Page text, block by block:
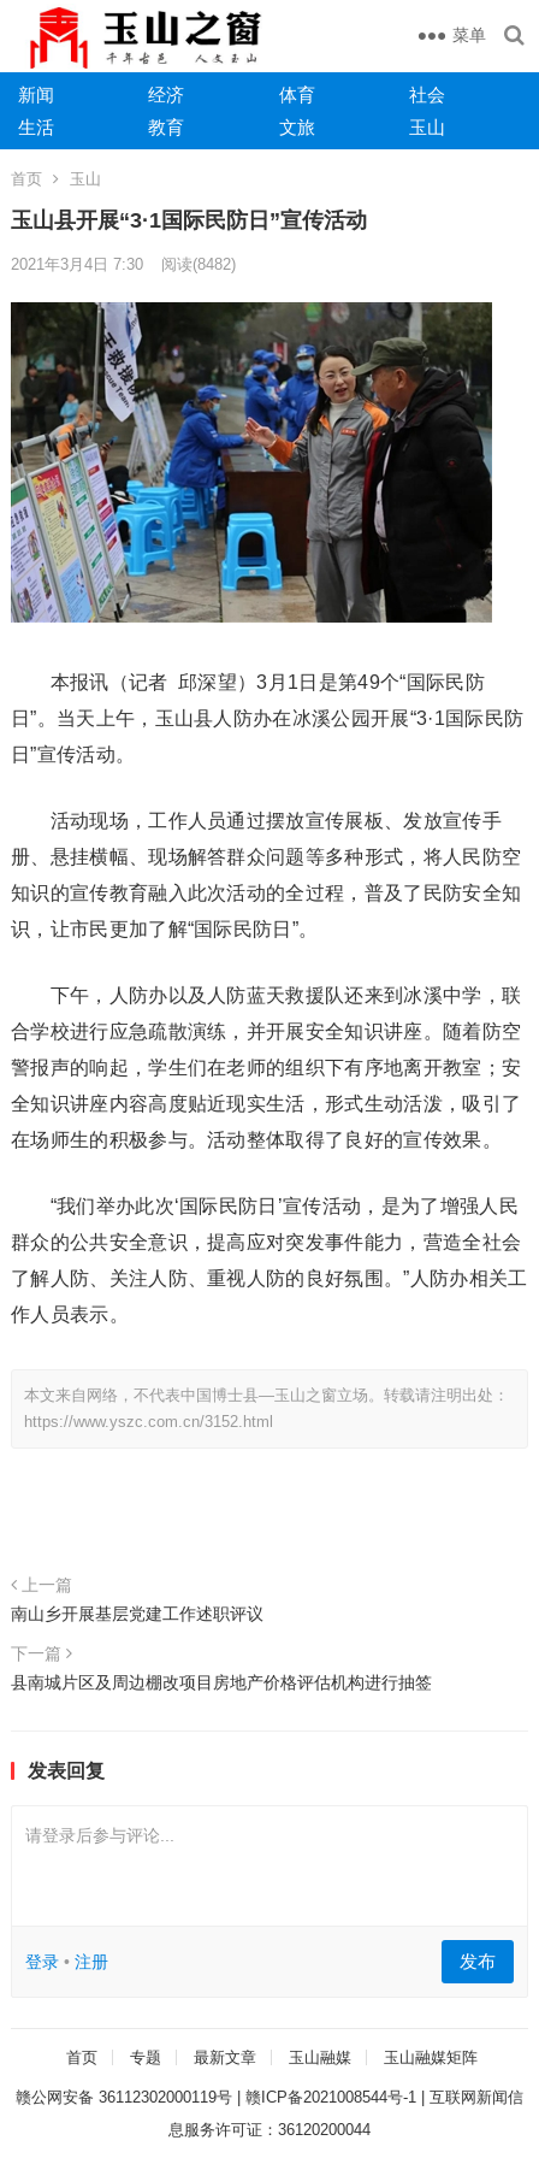
菜单
新闻 经济 体育
社会
生活
教育 文旅 玉山
首页 玉山
玉山县开展“3·1国际民防日”宣传活动
2021年3月4日 7:30 阅读(8482)
本报讯（记者 邱深望）3月1日是第49个“国际民防
日”。当天上午，玉山县人防办在冰溪公园开展“3·1国际民防
日”宣传活动。
活动现场，工作人员通过摆放宣传展板、发放宣传手
册、悬挂横幅、现场解答群众问题等多种形式，将人民防空
知识的宣传教育融入此次活动的全过程，普及了民防安全知
识，让市民更加了解“国际民防日”。
下午，人防办以及人防蓝天救援队还来到冰溪中学，联
合学校进行应急疏散演练，并开展安全知识讲座。随着防空
警报声的响起，学生们在老师的组织下有序地离开教室；安
全知识讲座内容高度贴近现实生活，形式生动活泼，吸引了
在场师生的积极参与。活动整体取得了良好的宣传效果。
“我们举办此次‘国际民防日’宣传活动，是为了增强人民
群众的公共安全意识，提高应对突发事件能力，营造全社会
了解人防、关注人防、重视人防的良好氛围。”人防办相关工
作人员表示。
本文来自网络，不代表中国博士县—玉山之窗立场。转载请注明出处：
https://www.yszc.com.cn/3152.html
上一篇
南山乡开展基层党建工作述职评议
下一篇
县南城片区及周边棚改项目房地产价格评估机构进行抽签
发表回复
请登录后参与评论...
登录• 注册 发布
首页 专题 最新文章 玉山融媒 玉山融媒矩阵
赣公网安备 36112302000119号| 赣ICP备2021008544号-1| 互联网新闻信
息服务许可证：36120200044